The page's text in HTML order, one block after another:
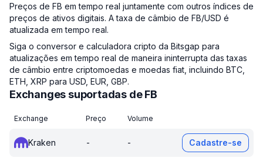
Preços de FB em tempo real juntamente com outros índices de
preços de ativos digitais. A taxa de câmbio de FB/USD é
atualizada em tempo real.
Siga o conversor e calculadora cripto da Bitsgap para
atualizações em tempo real de maneira ininterrupta das taxas
de câmbio entre criptomoedas e moedas fiat, incluindo BTC,
ETH, XRP para USD, EUR, GBP.
Exchanges suportadas de FB
Exchange Preço Volume
Kraken - - Cadastre-se